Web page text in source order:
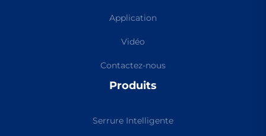
Application
Vidéo
Contactez-nous
Produits
Serrure Intelligente